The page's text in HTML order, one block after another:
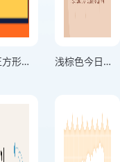
黄色正方形头像个人头像海报 浅棕色今日份美丽个人心情海报